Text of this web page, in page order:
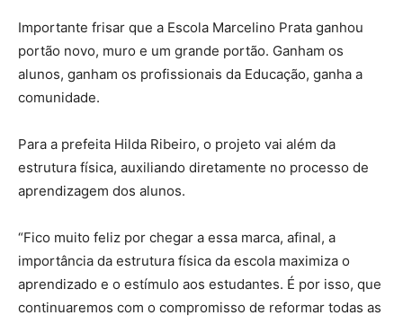
Importante frisar que a Escola Marcelino Prata ganhou
portão novo, muro e um grande portão. Ganham os
alunos, ganham os profissionais da Educação, ganha a
comunidade.
Para a prefeita Hilda Ribeiro, o projeto vai além da
estrutura física, auxiliando diretamente no processo de
aprendizagem dos alunos.
“Fico muito feliz por chegar a essa marca, afinal, a
importância da estrutura física da escola maximiza o
aprendizado e o estímulo aos estudantes. É por isso, que
continuaremos com o compromisso de reformar todas as